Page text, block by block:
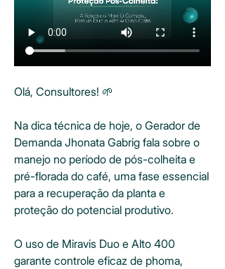
Olá, Consultores! 🌱
Na dica técnica de hoje, o Gerador de
Demanda Jhonata Gabrig fala sobre o
manejo no período de pós-colheita e
pré-florada do café, uma fase essencial
para a recuperação da planta e
proteção do potencial produtivo.
O uso de Miravis Duo e Alto 400
garante controle eficaz de phoma,